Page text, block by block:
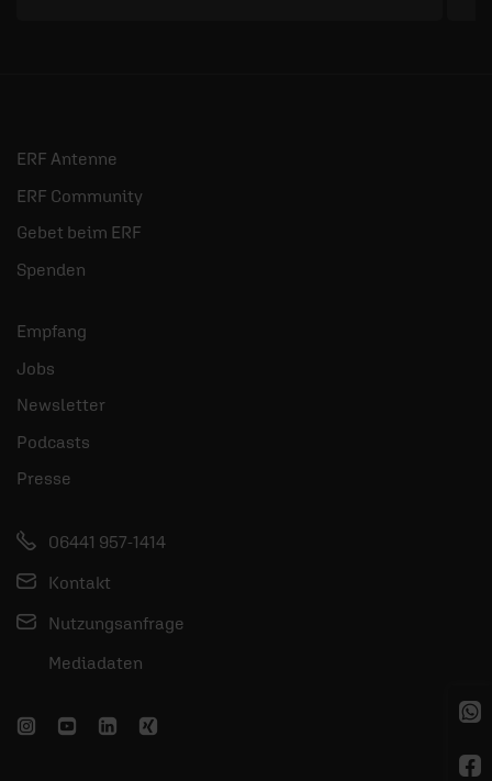
ERF Antenne
ERF Community
Gebet beim ERF
Spenden
Empfang
Jobs
Newsletter
Podcasts
Presse
06441 957-1414
Kontakt
Nutzungsanfrage
Mediadaten